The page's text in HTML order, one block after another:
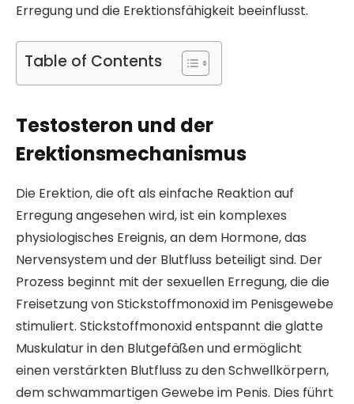
Erregung und die Erektionsfähigkeit beeinflusst.
Table of Contents
Testosteron und der
Erektionsmechanismus
Die Erektion, die oft als einfache Reaktion auf
Erregung angesehen wird, ist ein komplexes
physiologisches Ereignis, an dem Hormone, das
Nervensystem und der Blutfluss beteiligt sind. Der
Prozess beginnt mit der sexuellen Erregung, die die
Freisetzung von Stickstoffmonoxid im Penisgewebe
stimuliert. Stickstoffmonoxid entspannt die glatte
Muskulatur in den Blutgefäßen und ermöglicht
einen verstärkten Blutfluss zu den Schwellkörpern,
dem schwammartigen Gewebe im Penis. Dies führt